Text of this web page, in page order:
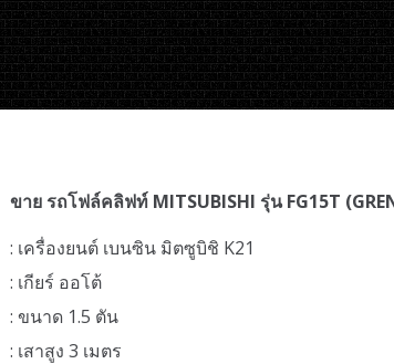
ขาย รถโฟล์คลิฟท์ MITSUBISHI รุ่น FG15T
: เครื่องยนต์ เบนซิน มิตซูบิชิ K21
: เกียร์ ออโต้
: ขนาด 1.5 ตัน
: เสาสูง 3 เมตร